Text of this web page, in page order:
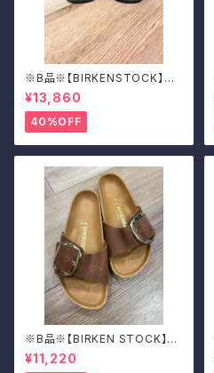
※B品※【BIRKENSTOCK】Mo
ntana/CUOIO 37
¥13,860
40%OFF
※B品※【BIRKEN STOCK】M
adrid Big Buckle/マドリッド
ビッグバックル 39
¥11,220